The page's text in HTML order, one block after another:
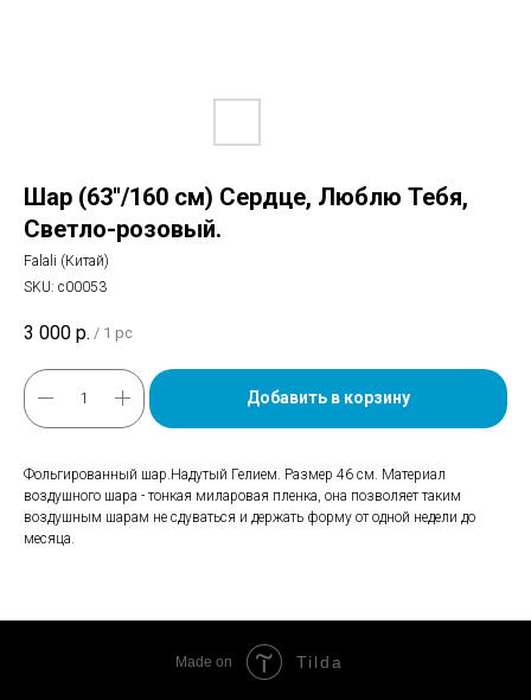
Шар (63''/160 см) Сердце, Люблю Тебя,
Светло-розовый.
Falali (Китай)
SKU: с00053
3 000 р. / 1 pc
Добавить в корзину
Фольгированный шар.Надутый Гелием. Размер 46 см. Материал
воздушного шара - тонкая миларовая пленка, она позволяет таким
воздушным шарам не сдуваться и держать форму от одной недели до
месяца.
Made on Tilda